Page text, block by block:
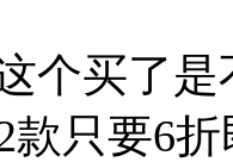
个买了
款只要6